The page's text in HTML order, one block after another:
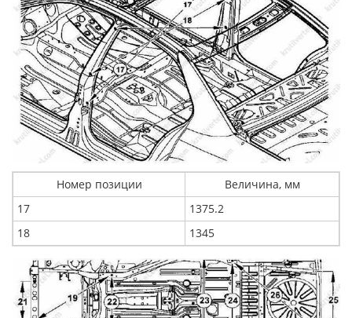
Номер позиции
Величина, мм
17
1375.2
18
1345